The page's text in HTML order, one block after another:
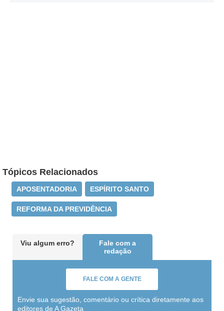
Tópicos Relacionados
APOSENTADORIA ESPÍRITO SANTO
REFORMA DA PREVIDÊNCIA
Viu algum erro?
Fale com a
redação
FALE COM A GENTE
Envie sua sugestão, comentário ou crítica diretamente aos
editores de A Gazeta